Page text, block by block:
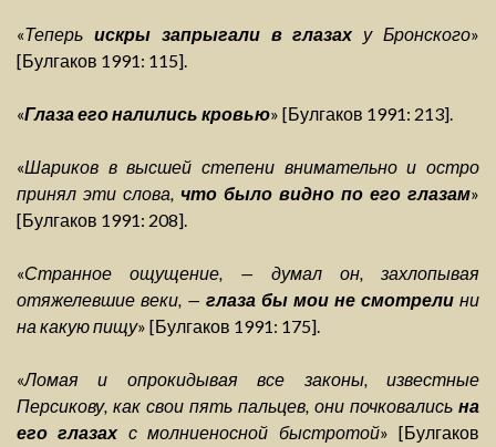
«Теперь искры запрыгали в глазаху Бронского»
[Булгаков 1991: 115].
«Глаза его налились кровью» [Булгаков 1991: 213].
«Шариков в высшей степени внимательно и остро
принял эти слова, что было видно по его глазам»
[Булгаков 1991: 208].
«Странное ощущение, — думал он, захлопывая
отяжелевшие веки, — глаза бы мои не смотрели ни
на какую пищу» [Булгаков 1991: 175].
«Ломая и опрокидывая все законы, известные
Персикову, как свои пять пальцев, они почковались на
его глазахс молниеносной быстротой» [Булгаков